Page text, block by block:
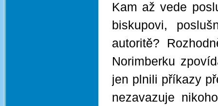
Kam až vede
biskupovi,
autoritě?
Norimberku
jen plnili příkazy
nezavazuje